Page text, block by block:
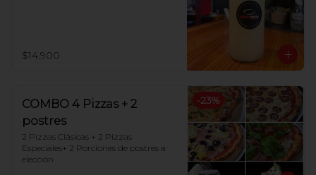
$14.900
-23%
COMBO 4 Pizzas + 2
postres
2 Pizzas Clásicas + 2 Pizzas
Especiales+ 2 Porciones de postres a
elección